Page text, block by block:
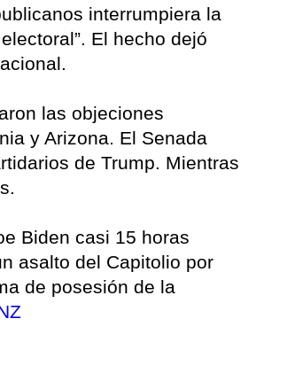
interrumpiera la
El hecho dejó
las objeciones
y Arizona. El Senada
de Trump. Mientras
Biden casi 15 horas
asalto del Capitolio por
de posesión de la